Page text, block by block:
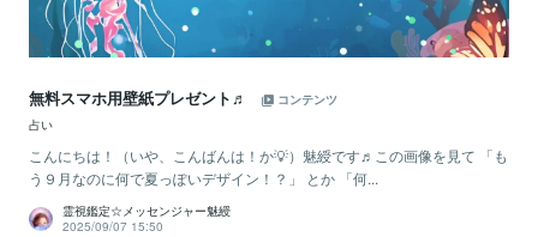
無料スマホ用壁紙プレゼント♬
コンテンツ
占い
こんにちは！（いや、こんばんは！か💡）魅綬です♬この画像を見て 「も
う９月なのに何で夏っぽいデザイン！？」 とか 「何...
霊視鑑定☆メッセンジャー魅綬
2025/09/07 15:50